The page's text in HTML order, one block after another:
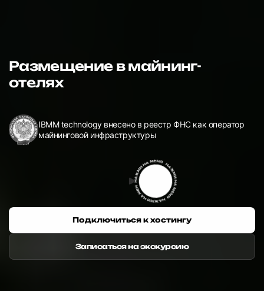
Размещение в майнинг-
отелях
IBMM technology внесено в реестр ФНС как оператор
майнинговой инфраструктуры
Подключиться к хостингу
Записаться на экскурсию